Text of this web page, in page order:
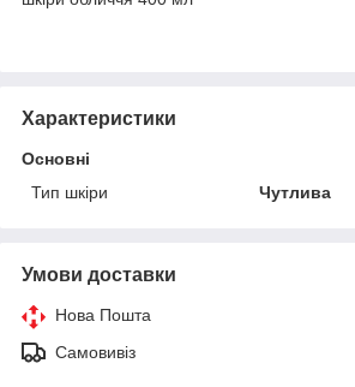
Характеристики
Основні
Тип шкіри
Чутлива
Умови доставки
Нова Пошта
Самовивіз